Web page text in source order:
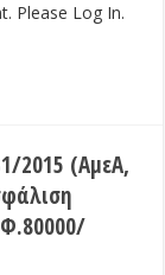
Please Log In.
2015 (ΑμεΑ,